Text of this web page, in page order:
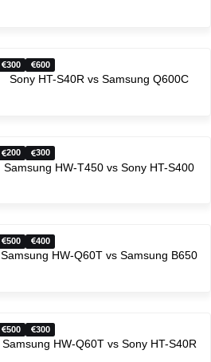
300 600
Sony HT-S40R vs Samsung Q600C
200 300
Samsung HW-T450 vs Sony HT-S400
500 400
Samsung HW-Q60T vs Samsung B650
500 300
Samsung HW-Q60T vs Sony HT-S40R